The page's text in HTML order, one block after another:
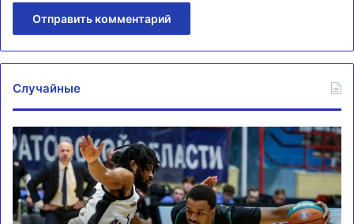
Случайные
Айзея
Вашингтон
ушёл
из
БК
«Нижний